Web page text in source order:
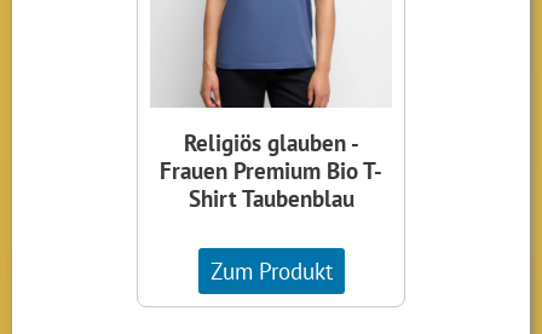
Religiös glauben -
Frauen Premium Bio T-
Shirt Taubenblau
Zum Produkt